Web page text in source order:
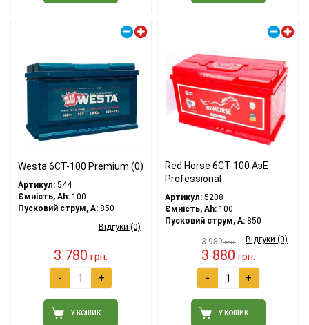
Westa 6CT-100 Premium (0)
Артикул: 544
Ємність, Ah: 100
Пусковий струм, A: 850
Відгуки (0)
3 780 грн.
- +
У КОШИК
Red Horse 6СТ-100 АзE
Professional
Артикул: 5208
Ємність, Ah: 100
Пусковий струм, A: 850
Відгуки (0)
3 989грн.
3 880 грн.
- +
У КОШИК